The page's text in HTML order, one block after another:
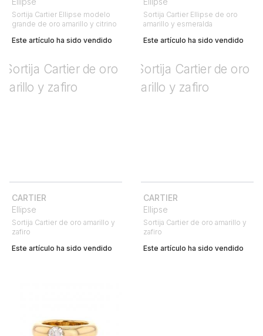
Sortija Cartier Ellipse modelo
grande de oro amarillo y citrino
Este artículo ha sido vendido
Sortija Cartier Ellipse de oro
amarillo y esmeralda
Este artículo ha sido vendido
CARTIER
Ellipse
Sortija Cartier de oro amarillo y
zafiro
Este artículo ha sido vendido
CARTIER
Ellipse
Sortija Cartier de oro amarillo y
zafiro
Este artículo ha sido vendido